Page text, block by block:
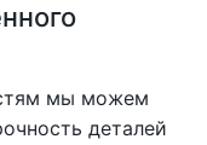
мы можем
деталей